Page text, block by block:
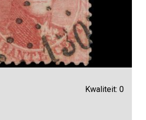
Kwaliteit: 0